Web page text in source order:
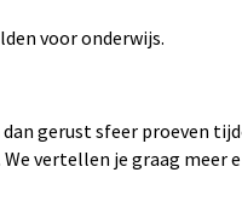
voor onderwijs.
gerust sfeer proeven
vertellen je graag meer